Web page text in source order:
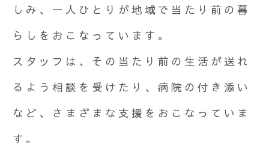
しみ、一人ひとりが地域で当たり前の暮
らしをおこなっています。
スタッフは、その当たり前の生活が送れ
るよう相談を受けたり、病院の付き添い
など、さまざまな支援をおこなっていま
す。